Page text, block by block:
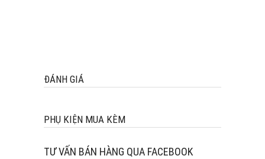
ĐÁNH GIÁ
PHỤ KIỆN MUA KÈM
TƯ VẤN BÁN HÀNG QUA FACEBOOK